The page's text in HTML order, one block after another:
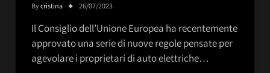
Bycristina 26/07/2023
Il Consiglio dell’Unione Europea ha recentemente
approvato una serie di nuove regole pensate per
agevolare i proprietari di auto elettriche…